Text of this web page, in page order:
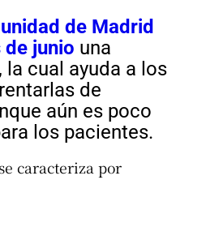
de Madrid
junio una
cual ayuda a los
de
aún es poco
los pacientes.
caracteriza por